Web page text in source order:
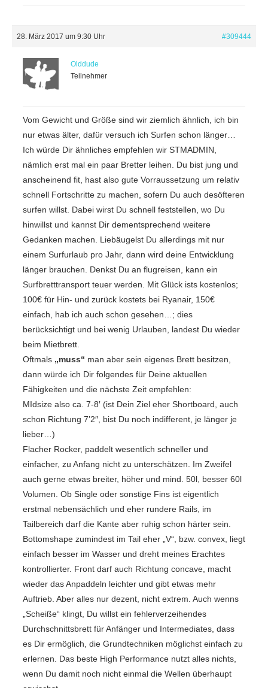
28. März 2017 um 9:30 Uhr #309444
Olddude
Teilnehmer
Vom Gewicht und Größe sind wir ziemlich ähnlich, ich bin
nur etwas älter, dafür versuch ich Surfen schon länger…
Ich würde Dir ähnliches empfehlen wir STMADMIN,
nämlich erst mal ein paar Bretter leihen. Du bist jung und
anscheinend fit, hast also gute Vorraussetzung um relativ
schnell Fortschritte zu machen, sofern Du auch desöfteren
surfen willst. Dabei wirst Du schnell feststellen, wo Du
hinwillst und kannst Dir dementsprechend weitere
Gedanken machen. Liebäugelst Du allerdings mit nur
einem Surfurlaub pro Jahr, dann wird deine Entwicklung
länger brauchen. Denkst Du an flugreisen, kann ein
Surfbretttransport teuer werden. Mit Glück ists kostenlos;
100€ für Hin- und zurück kostets bei Ryanair, 150€
einfach, hab ich auch schon gesehen…; dies
berücksichtigt und bei wenig Urlauben, landest Du wieder
beim Mietbrett.
Oftmals „muss“ man aber sein eigenes Brett besitzen,
dann würde ich Dir folgendes für Deine aktuellen
Fähigkeiten und die nächste Zeit empfehlen:
MIdsize also ca. 7-8′ (ist Dein Ziel eher Shortboard, auch
schon Richtung 7’2″, bist Du noch indifferent, je länger je
lieber…)
Flacher Rocker, paddelt wesentlich schneller und
einfacher, zu Anfang nicht zu unterschätzen. Im Zweifel
auch gerne etwas breiter, höher und mind. 50l, besser 60l
Volumen. Ob Single oder sonstige Fins ist eigentlich
erstmal nebensächlich und eher rundere Rails, im
Tailbereich darf die Kante aber ruhig schon härter sein.
Bottomshape zumindest im Tail eher „V“, bzw. convex, liegt
einfach besser im Wasser und dreht meines Erachtes
kontrollierter. Front darf auch Richtung concave, macht
wieder das Anpaddeln leichter und gibt etwas mehr
Auftrieb. Aber alles nur dezent, nicht extrem. Auch wenns
„Scheiße“ klingt, Du willst ein fehlerverzeihendes
Durchschnittsbrett für Anfänger und Intermediates, dass
es Dir ermöglich, die Grundtechniken möglichst einfach zu
erlernen. Das beste High Performance nutzt alles nichts,
wenn Du damit noch nicht einmal die Wellen überhaupt